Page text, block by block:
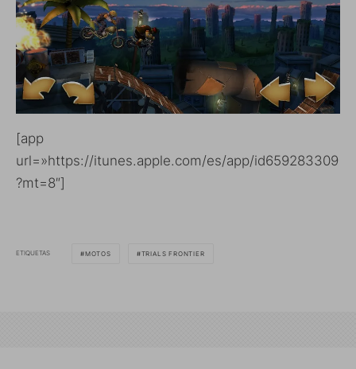
[app
url=»https://itunes.apple.com/es/app/id659283309
?mt=8″]
ETIQUETAS MOTOS TRIALS FRONTIER